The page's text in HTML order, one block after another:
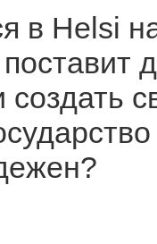
в Helsi